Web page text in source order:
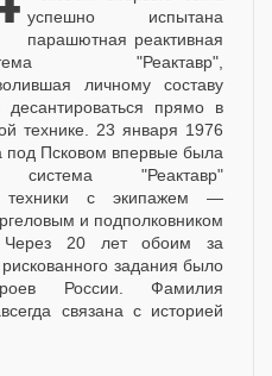
успешно испытана
парашютная реактивная
"Реактавр",
личному составу
десантироваться прямо в
технике. 23 января 1976
под Псковом впервые была
"Реактавр"
техники с экипажем —
и подполковником
Через 20 лет обоим за
задания было
России. Фамилия
связана с историей